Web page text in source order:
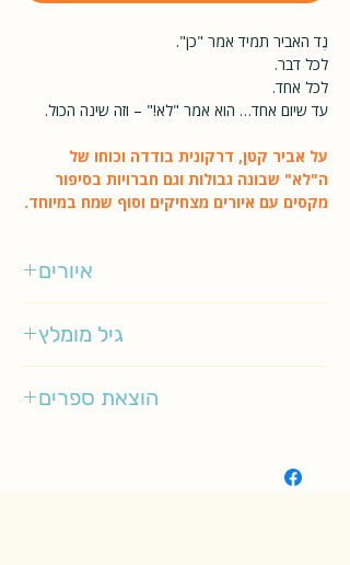
נֶד האביר תמיד אמר "כן".
לכל דבר.
לכל אחד.
עד שיום אחד… הוא אמר "לא!" – וזה שינה הכול.
על אביר קטן, דרקונית בודדה וכוחו של
ה"לא" שבונה גבולות וגם חברויות בסיפור
מקסים עם איורים מצחיקים וסוף שמח במיוחד.
איורים
גיל מומלץ
הוצאת ספרים